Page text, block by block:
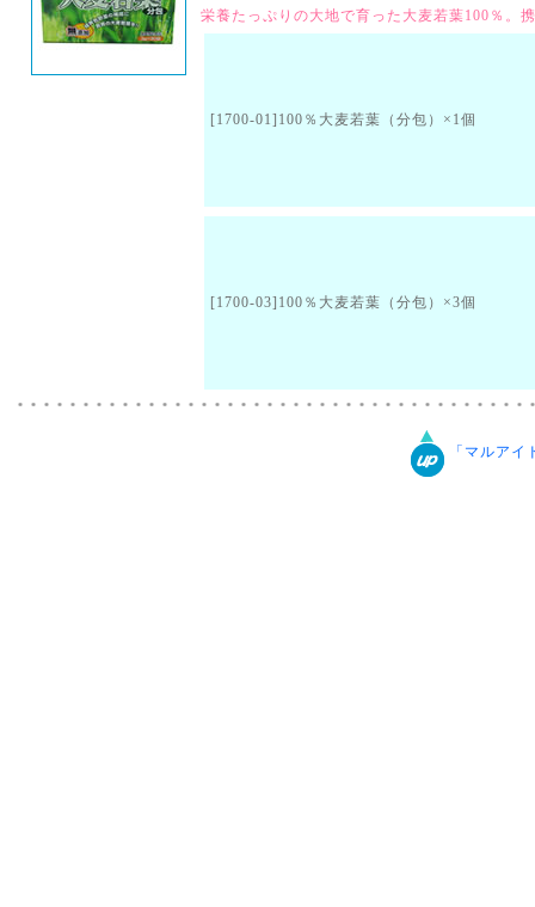
栄養たっぷりの大地で育った大麦若葉100％。
[1700-01]100％大麦若葉（分包）×1個
[1700-03]100％大麦若葉（分包）×3個
「マルア